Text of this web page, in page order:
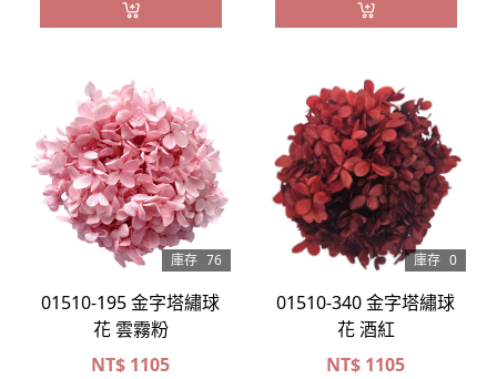
庫存 76
01510-195 金字塔繡球
花 雲霧粉
NT$ 1105
庫存 0
01510-340 金字塔繡球
花 酒紅
NT$ 1105